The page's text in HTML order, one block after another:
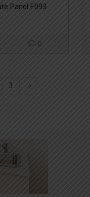
Panel F093
0
3 →